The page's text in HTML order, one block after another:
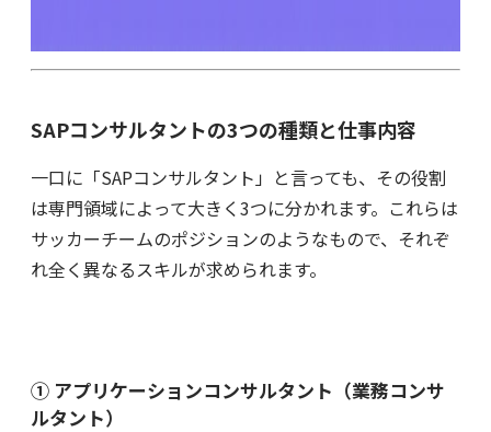
SAPコンサルタントの3つの種類と仕事内容
一口に「SAPコンサルタント」と言っても、その役割
は専門領域によって大きく3つに分かれます。これらは
サッカーチームのポジションのようなもので、それぞ
れ全く異なるスキルが求められます。
① アプリケーションコンサルタント（業務コンサ
ルタント）